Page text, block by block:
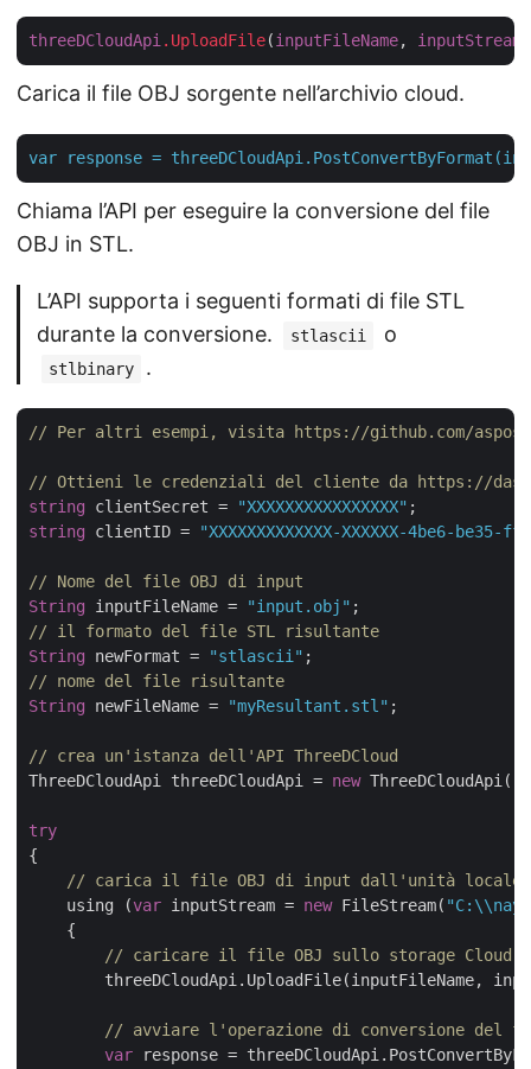
threeDCloudApi.UploadFile(inputFileName, inputStream
Carica il file OBJ sorgente nell’archivio cloud.
var response =
Chiama l’API per eseguire la conversione del file
OBJ in STL.
L’API supporta i seguenti formati di file STL
durante la conversione.
stlascii o
stlbinary .
// Per altri esempi, visita https://github.com/aspose-
// Ottieni le credenziali del cliente da https://
string clientSecret = "XXXXXXXXXXXXXXXX"
string clientID = "XXXXXXXXXXXXX-XXXXXX-4be6-be35-
// Nome del file OBJ di input
String inputFileName = "input.obj"
// il formato del file STL risultante
String newFormat = "stlascii"
// nome del file risultante
String newFileName = "myResultant.stl" ;
// crea un'istanza dell'API ThreeDCloud
ThreeDCloudApi threeDCloudApi = new ThreeDCloudApi(
try
{
// carica il file OBJ di input dall'unità locale
    using (
var inputStream = new FileStream(
    {
// caricare il file OBJ sullo storage Cloud
threeDCloudApi.UploadFile(inputFileName,
// avviare l'operazione di conversione del
var response =